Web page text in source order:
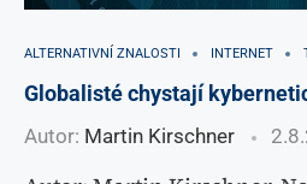
ALTERNATIVNÍ ZNALOSTI INTERNET
Globalisté chystají
Autor: Martin Kirschner